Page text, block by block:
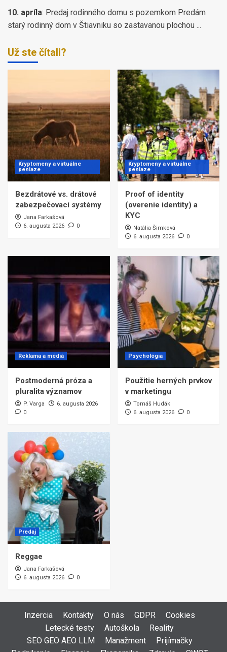
10. apríla: Predaj rodinného domu s pozemkom Predám
starý rodinný dom v Štiavniku so zastavanou plochou ...
Už ste čítali?
Kryptomeny a virtuálne
peniaze
Bezdrátové vs. drátové
zabezpečovací systémy
Jana Farkašová
6. augusta 2026
0
Kryptomeny a virtuálne
peniaze
Proof of identity
(overenie identity) a
KYC
Natália Šimková
6. augusta 2026
0
Reklama a médiá
Postmoderná próza a
pluralita významov
P. Varga
6. augusta 2026
0
Psychológia
Použitie herných prvkov
v marketingu
Tomáš Hudák
6. augusta 2026
0
Predaj
Reggae
Jana Farkašová
6. augusta 2026
0
Inzercia Kontakty O nás GDPR
Cookies
Letecké testy
Autoškola
Reality
SEO GEO AEO LLM
Manažment
Prijímačky